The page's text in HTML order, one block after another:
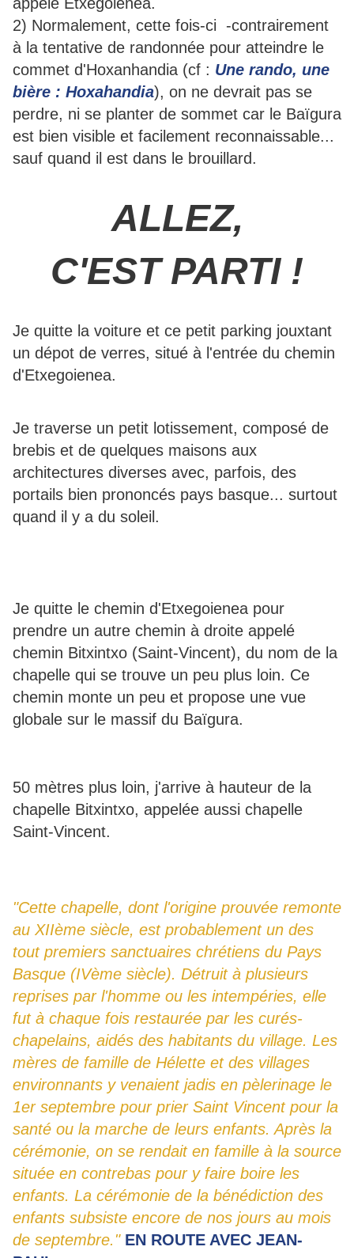
2) Normalement, cette fois-ci -contrairement
à la tentative de randonnée pour atteindre le
commet d'Hoxanhandia (cf : Une rando, une
bière : Hoxahandia), on ne devrait pas se
perdre, ni se planter de sommet car le Baïgura
est bien visible et facilement reconnaissable...
sauf quand il est dans le brouillard.
ALLEZ,
C'EST PARTI !
Je quitte la voiture et ce petit parking jouxtant
un dépot de verres, situé à l'entrée du chemin
d'Etxegoienea.
Je traverse un petit lotissement, composé de
brebis et de quelques maisons aux
architectures diverses avec, parfois, des
portails bien prononcés pays basque... surtout
quand il y a du soleil.
Je quitte le chemin d'Etxegoienea pour
prendre un autre chemin à droite appelé
chemin Bitxintxo (Saint-Vincent), du nom de la
chapelle qui se trouve un peu plus loin. Ce
chemin monte un peu et propose une vue
globale sur le massif du Baïgura.
50 mètres plus loin, j'arrive à hauteur de la
chapelle Bitxintxo, appelée aussi chapelle
Saint-Vincent.
"Cette chapelle, dont l'origine prouvée remonte
au XIIème siècle, est probablement un des
tout premiers sanctuaires chrétiens du Pays
Basque (IVème siècle). Détruit à plusieurs
reprises par l'homme ou les intempéries, elle
fut à chaque fois restaurée par les curés-
chapelains, aidés des habitants du village. Les
mères de famille de Hélette et des villages
environnants y venaient jadis en pèlerinage le
1er septembre pour prier Saint Vincent pour la
santé ou la marche de leurs enfants. Après la
cérémonie, on se rendait en famille à la source
située en contrebas pour y faire boire les
enfants. La cérémonie de la bénédiction des
enfants subsiste encore de nos jours au mois
de septembre." EN ROUTE AVEC JEAN-